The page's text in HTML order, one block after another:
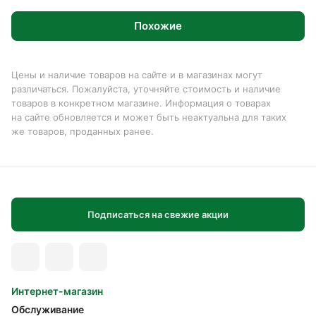
Похожие
Цены и наличие товаров на сайте и в магазинах могут
различаться. Пожалуйста, уточняйте стоимость и наличие
товаров в конкретном магазине. Информация о товарах
на сайте обновляется и может быть неактуальна для таких
же товаров, проданных ранее.
Подписаться на свежие акции
Интернет-магазин
Обслуживание